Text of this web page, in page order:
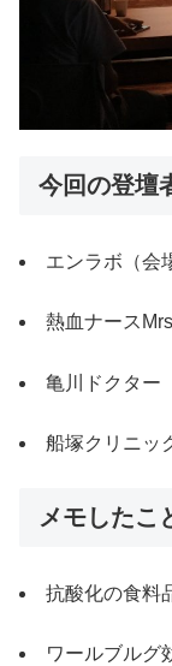
今回の登壇
エンラボ（
熱血ナース
亀川ドクター
船塚クリニッ
メモしたこ
抗酸化の食料
ワールブルグ